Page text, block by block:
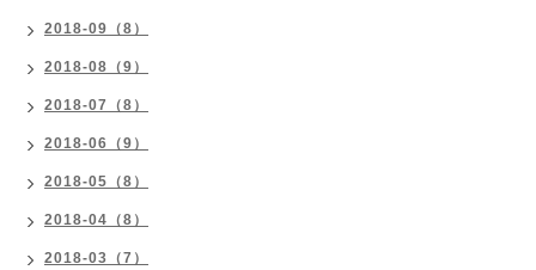
2018-09（8）
2018-08（9）
2018-07（8）
2018-06（9）
2018-05（8）
2018-04（8）
2018-03（7）